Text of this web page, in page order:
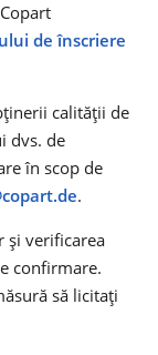
de înscriere
calității de
dvs. de
în scop de
.
și verificarea
confirmare.
să licitați